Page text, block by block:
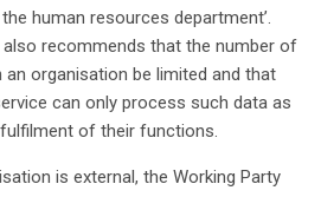
human resources department’.
also recommends that the number of
an organisation be limited and that
can only process such data as
of their functions.
is external, the Working Party